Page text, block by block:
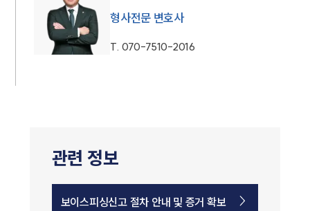
형사전문 변호사
T. 070-7510-2016
관련 정보
보이스피싱신고 절차 안내 및 증거 확보